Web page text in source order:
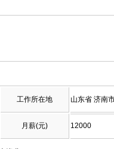
工作所在地 山东省 济南
月薪(元) 12000